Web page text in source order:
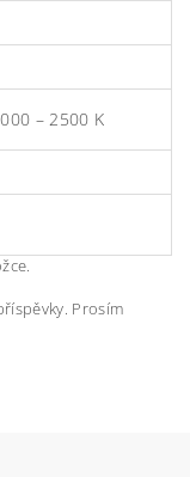
– 2500 K
Prosím